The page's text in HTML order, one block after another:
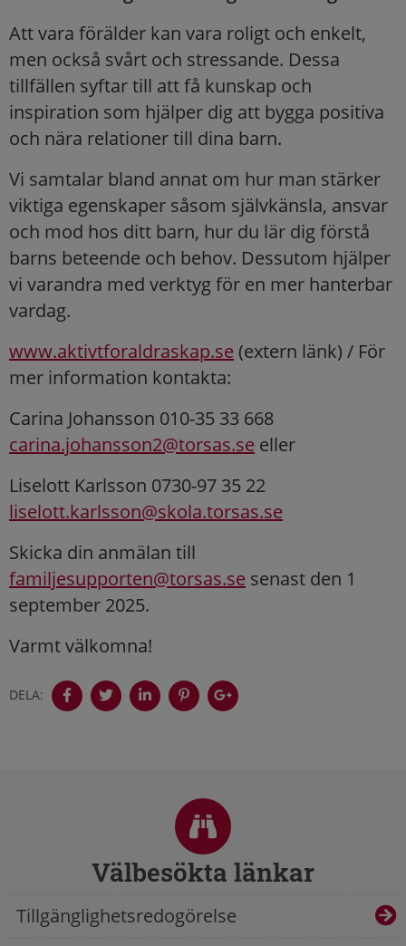
Att vara förälder kan vara roligt och enkelt,
men också svårt och stressande. Dessa
tillfällen syftar till att få kunskap och
inspiration som hjälper dig att bygga positiva
och nära relationer till dina barn.
Vi samtalar bland annat om hur man stärker
viktiga egenskaper såsom självkänsla, ansvar
och mod hos ditt barn, hur du lär dig förstå
barns beteende och behov. Dessutom hjälper
vi varandra med verktyg för en mer hanterbar
vardag.
www.aktivtforaldraskap.se (extern länk) / För
mer information kontakta:
Carina Johansson 010-35 33 668
carina.johansson2@torsas.se eller
Liselott Karlsson 0730-97 35 22
liselott.karlsson@skola.torsas.se
Skicka din anmälan till
familjesupporten@torsas.se senast den 1
september 2025.
Varmt välkomna!
DELA:
Välbesökta länkar
Tillgänglighetsredogörelse